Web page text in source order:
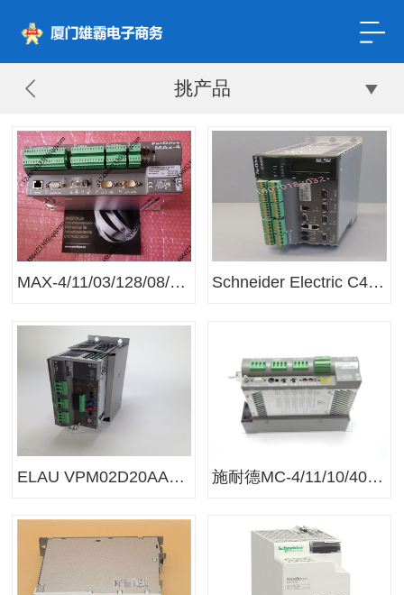
挑产品
MAX-4/11/03/128/08/1/1/00 施耐德ELAU伺服驱动器 Schneider Electric C400/A8/1/1/1/00 伺服控制器
ELAU VPM02D20AA00 施耐德伺服控制器电机变频器 施耐德MC-4/11/10/400伺服驱动器